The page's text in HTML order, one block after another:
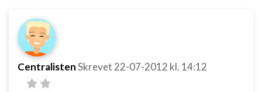
CentralistenSkrevet 22-07-2012 kl. 14:12